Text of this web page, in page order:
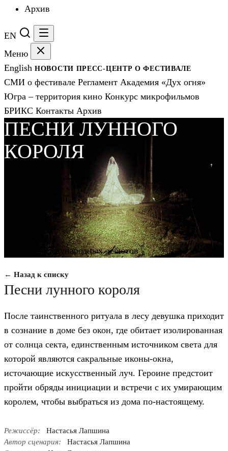
Архив
EN
Меню
English НОВОСТИ ПРЕСС-ЦЕНТРО ФЕСТИВАЛЕ
СМИ о фестивале Регламент Академия «Дух огня»
Югра – территория кино Конкурс микрофильмов
БРИКС Контакты Архив
ПЕСНИ ЛУННОГО
КОРОЛЯ
международный
Конкурс международных дебютов
← Назад к списку
Песни лунного короля
После таинственного ритуала в лесу девушка приходит
в сознание в доме без окон, где обитает изолированная
от солнца секта, единственным источником света для
которой являются сакральные иконы-окна,
источающие искусственный луч. Героине предстоит
пройти обряды инициации и встречи с их умирающим
королем, чтобы выбраться из дома по-настоящему.
Режиссёр:
Настасья Лапшина
Автор сценария:
Настасья Лапшина